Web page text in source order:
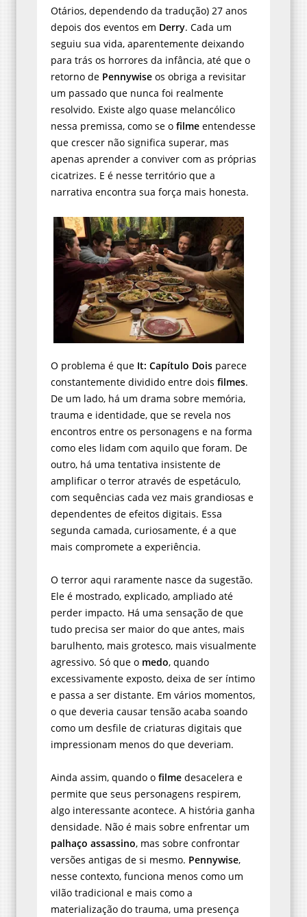
Otários, dependendo da tradução) 27 anos
depois dos eventos em Derry. Cada um
seguiu sua vida, aparentemente deixando
para trás os horrores da infância, até que o
retorno de Pennywise os obriga a revisitar
um passado que nunca foi realmente
resolvido. Existe algo quase melancólico
nessa premissa, como se o filme entendesse
que crescer não significa superar, mas
apenas aprender a conviver com as próprias
cicatrizes. E é nesse território que a
narrativa encontra sua força mais honesta.
O problema é que It: Capítulo Dois parece
constantemente dividido entre dois filmes.
De um lado, há um drama sobre memória,
trauma e identidade, que se revela nos
encontros entre os personagens e na forma
como eles lidam com aquilo que foram. De
outro, há uma tentativa insistente de
amplificar o terror através de espetáculo,
com sequências cada vez mais grandiosas e
dependentes de efeitos digitais. Essa
segunda camada, curiosamente, é a que
mais compromete a experiência.
O terror aqui raramente nasce da sugestão.
Ele é mostrado, explicado, ampliado até
perder impacto. Há uma sensação de que
tudo precisa ser maior do que antes, mais
barulhento, mais grotesco, mais visualmente
agressivo. Só que o medo, quando
excessivamente exposto, deixa de ser íntimo
e passa a ser distante. Em vários momentos,
o que deveria causar tensão acaba soando
como um desfile de criaturas digitais que
impressionam menos do que deveriam.
Ainda assim, quando o filme desacelera e
permite que seus personagens respirem,
algo interessante acontece. A história ganha
densidade. Não é mais sobre enfrentar um
palhaço assassino, mas sobre confrontar
versões antigas de si mesmo. Pennywise,
nesse contexto, funciona menos como um
vilão tradicional e mais como a
materialização do trauma, uma presença